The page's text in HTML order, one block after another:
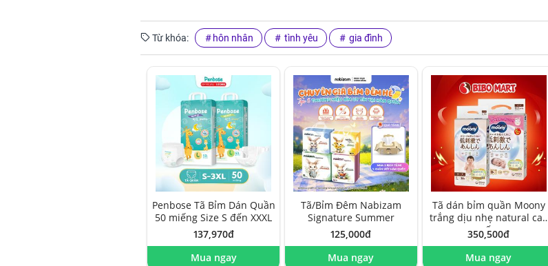
Từ khóa: hôn nhân tình yêu gia đình
Penbose Tã Bỉm Dán Quần
50 miếng Size S đến XXXL
137,970đ
Mua ngay
Tã/Bỉm Đêm Nabizam
Signature Summer
125,000đ
Mua ngay
Tã dán bỉm quần Moony
trắng dịu nhẹ natural cao
cấp
350,500đ
Mua ngay